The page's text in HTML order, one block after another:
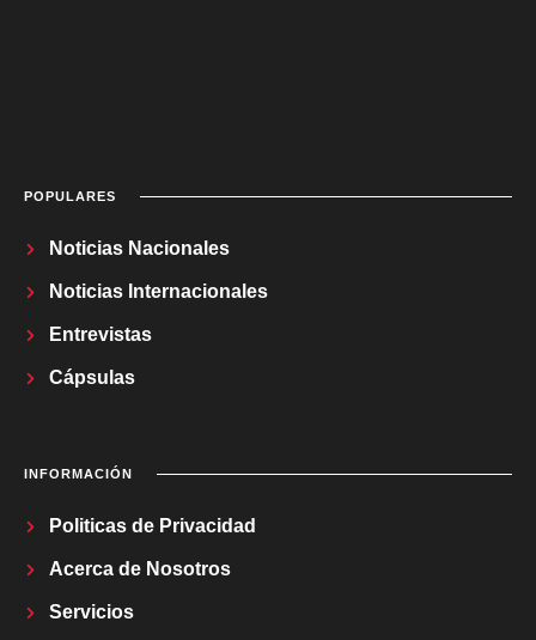
POPULARES
Noticias Nacionales
Noticias Internacionales
Entrevistas
Cápsulas
INFORMACIÓN
Politicas de Privacidad
Acerca de Nosotros
Servicios